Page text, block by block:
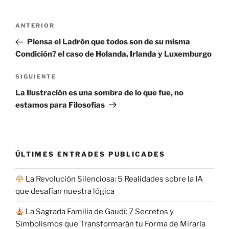
Navegación
entradas
Entrada
anterior:
ANTERIOR
Piensa el Ladrón que todos son de su misma
Condición? el caso de Holanda, Irlanda y Luxemburgo
Siguiente
entrada
SIGUIENTE
La Ilustración es una sombra de lo que fue, no
estamos para Filosofías
ÚLTIMES ENTRADES PUBLICADES
La Revolución Silenciosa: 5 Realidades sobre la IA
que desafían nuestra lógica
La Sagrada Familia de Gaudí: 7 Secretos y
Simbolismos que Transformarán tu Forma de Mirarla